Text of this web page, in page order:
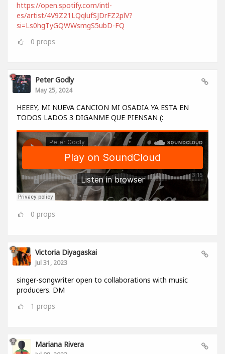
https://open.spotify.com/intl-
es/artist/4V9Z21LQqlufSJDrFZ2plV?
si=Ls0hgTyGQWWsmgS5ubD-FQ
0 props
Peter Godly
May 25, 2024
HEEEY, MI NUEVA CANCION MI OSADIA YA ESTA EN
TODOS LADOS 3 DIGANME QUE PIENSAN (:
0 props
Victoria Diyagaskai
Jul 31, 2023
singer-songwriter open to collaborations with music
producers. DM
1 props
Mariana Rivera